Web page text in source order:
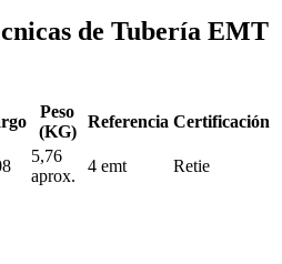
de Tubería EMT
Peso
(KG)
Referencia Certificación
5,76
aprox.
4 emt Retie